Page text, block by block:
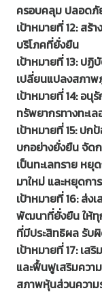
ครอบคลุม ปลอดภั
เป้าหมายที่ 12: สร้
บริโภคที่ยั่งยืน
เป้าหมายที่ 13: ปฏิ
เปลี่ยนแปลงสภาพ
เป้าหมายที่ 14: อนุ
ทรัพยากรทางทะเ
เป้าหมายที่ 15: ป
บกอย่างยั่งยืน จัด
เป็นทะเลทราย ห
มาใหม่ และหยุดก
เป้าหมายที่ 16: ส่
พัฒนาที่ยั่งยืน ให้ทุ
ที่มีประสิทธิผล รับ
เป้าหมายที่ 17: เส
และฟื้นฟูเสริมควา
สภาพหุ้นส่วนควา